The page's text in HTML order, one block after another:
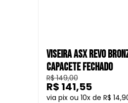
VISEIRA ASX REVO
CAPACETE FECHADO
R$ 149,00
10
R$
R$ 141,55